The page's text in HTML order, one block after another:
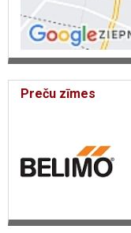
Preču zīmes